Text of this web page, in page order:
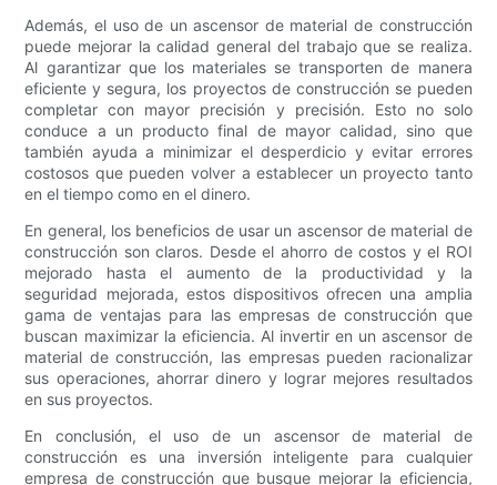
Además, el uso de un ascensor de material de construcción
puede mejorar la calidad general del trabajo que se realiza.
Al garantizar que los materiales se transporten de manera
eficiente y segura, los proyectos de construcción se pueden
completar con mayor precisión y precisión. Esto no solo
conduce a un producto final de mayor calidad, sino que
también ayuda a minimizar el desperdicio y evitar errores
costosos que pueden volver a establecer un proyecto tanto
en el tiempo como en el dinero.
En general, los beneficios de usar un ascensor de material de
construcción son claros. Desde el ahorro de costos y el ROI
mejorado hasta el aumento de la productividad y la
seguridad mejorada, estos dispositivos ofrecen una amplia
gama de ventajas para las empresas de construcción que
buscan maximizar la eficiencia. Al invertir en un ascensor de
material de construcción, las empresas pueden racionalizar
sus operaciones, ahorrar dinero y lograr mejores resultados
en sus proyectos.
En conclusión, el uso de un ascensor de material de
construcción es una inversión inteligente para cualquier
empresa de construcción que busque mejorar la eficiencia,